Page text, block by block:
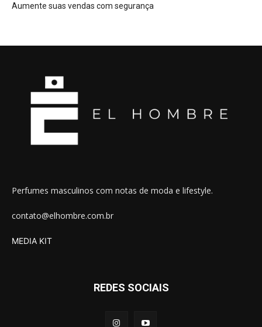
Aumente suas vendas com segurança
Perfumes masculinos com notas de moda e lifestyle.
contato@elhombre.com.br
MEDIA KIT
REDES SOCIAIS